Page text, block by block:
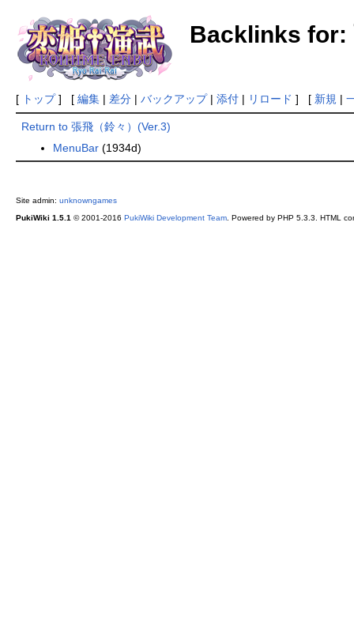
Backlinks for:
[ トップ] [ 編集| 差分| バックアップ| 添付| リロード ] [ 新規 |
Return to 張飛（鈴々）(Ver.3)
MenuBar(1934d)
Site admin: unknowngames
PukiWiki 1.5.1 © 2001-2016 PukiWiki Development Team. Powered by PHP 5.3.3. HTML